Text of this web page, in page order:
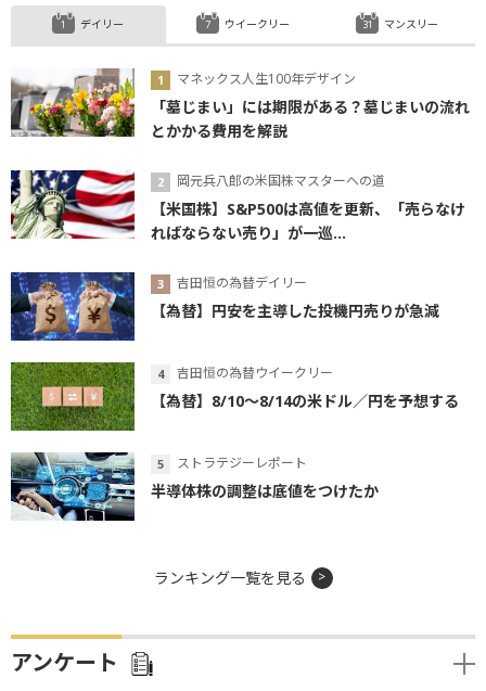
デイリー
マネックス人生100年デザイン
「墓じまい」には期限がある？墓じまいの流れ
とかかる費用を解説
岡元兵八郎の米国株マスターへの道
【米国株】S&P500は高値を更新、「売らなけ
ればならない売り」が一巡...
吉田恒の為替デイリー
【為替】円安を主導した投機円売りが急減
吉田恒の為替ウイークリー
【為替】8/10～8/14の米ドル／円を予想する
ストラテジーレポート
半導体株の調整は底値をつけたか
ウイークリー マンスリー
ランキング一覧を見る
アンケート